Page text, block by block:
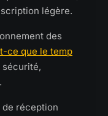
légère.
des
ce que le temp
sécurité,
.
réception